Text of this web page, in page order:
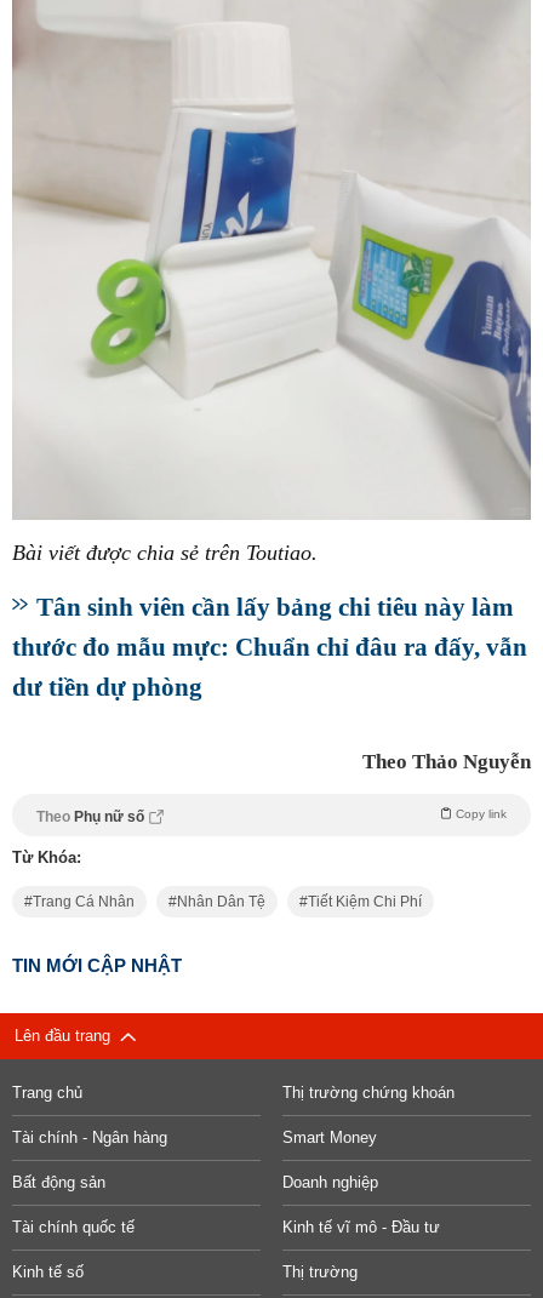
Bài viết được chia sẻ trên Toutiao.
Tân sinh viên cần lấy bảng chi tiêu này làm
thước đo mẫu mực: Chuẩn chỉ đâu ra đấy, vẫn
dư tiền dự phòng
Theo Thảo Nguyễn
Theo Phụ nữ số Copy link
Từ Khóa:
Trang Cá Nhân Nhân Dân Tệ Tiết Kiệm Chi Phí
TIN MỚI CẬP NHẬT
Lên đầu trang
Trang chủ Thị trường chứng khoán
Tài chính - Ngân hàng Smart Money
Bất động sản Doanh nghiệp
Tài chính quốc tế Kinh tế vĩ mô - Đầu tư
Kinh tế số Thị trường